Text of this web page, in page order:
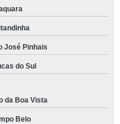
José Pinhais
do Sul
da Boa Vista
Belo